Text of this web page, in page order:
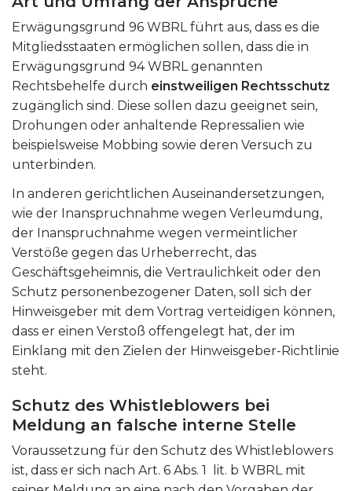
Erwägungsgrund 96 WBRL führt aus, dass es die
Mitgliedsstaaten ermöglichen sollen, dass die in
Erwägungsgrund 94 WBRL genannten
Rechtsbehelfe durch einstweiligen Rechtsschutz
zugänglich sind. Diese sollen dazu geeignet sein,
Drohungen oder anhaltende Repressalien wie
beispielsweise Mobbing sowie deren Versuch zu
unterbinden.
In anderen gerichtlichen Auseinandersetzungen,
wie der Inanspruchnahme wegen Verleumdung,
der Inanspruchnahme wegen vermeintlicher
Verstöße gegen das Urheberrecht, das
Geschäftsgeheimnis, die Vertraulichkeit oder den
Schutz personenbezogener Daten, soll sich der
Hinweisgeber mit dem Vortrag verteidigen können,
dass er einen Verstoß offengelegt hat, der im
Einklang mit den Zielen der Hinweisgeber-Richtlinie
steht.
Schutz des Whistleblowers bei
Meldung an falsche interne Stelle
Voraussetzung für den Schutz des Whistleblowers
ist, dass er sich nach Art. 6 Abs. 1 lit. b WBRL mit